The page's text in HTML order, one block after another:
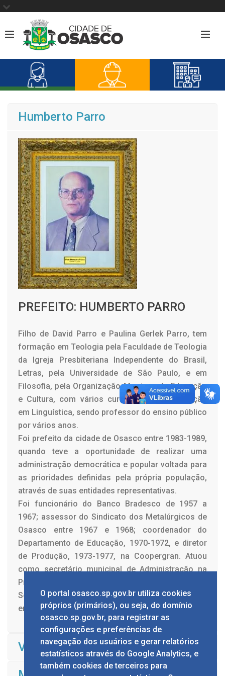
Humberto Parro
PREFEITO: HUMBERTO PARRO
Filho de David Parro e Paulina Gerlek Parro, tem
formação em Teologia pela Faculdade de Teologia
da Igreja Presbiteriana Independente do Brasil,
Letras, pela Universidade de São Paulo, e em
Filosofia, pela Organização Mogiana de Educação
e Cultura, com vários cursos de especialização
em Linguística, sendo professor do ensino público
por vários anos.
Foi prefeito da cidade de Osasco entre 1983-1989,
quando teve a oportunidade de realizar uma
administração democrática e popular voltada para
as prioridades definidas pela própria população,
através de suas entidades representativas.
Foi funcionário do Banco Bradesco de 1957 a
1967; assessor do Sindicato dos Metalúrgicos de
Osasco entre 1967 e 1968; coordenador do
Departamento de Educação, 1970-1972, e diretor
de Produção, 1973-1977, na Coopergran. Atuou
como secretário municipal de Administração na
Prefeitura de Osasco, em 1977, e professor da
Secretaria de Educação do Estado de São Paulo,
em 1968.
Vice Prefeito
O portal osasco.sp.gov.br utiliza cookies
próprios (primários), ou seja, do domínio
osasco.sp.gov.br, para registrar as
configurações e preferências de
navegação dos usuários e gerar relatórios
estatísticos através do Google Analytics, e
também cookies de terceiros para